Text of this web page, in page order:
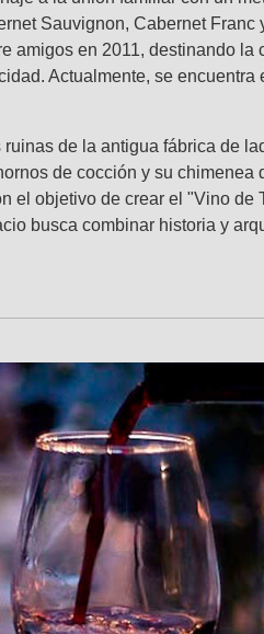
Sauvignon, Cabernet Franc
en 2011, destinando
Actualmente, se
de la antigua fábrica de
de cocción y su chimenea
objetivo de crear el "Vino
busca combinar historia y